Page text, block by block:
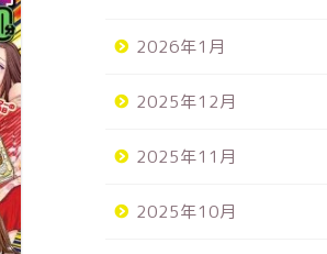
2026年1月
2025年12月
2025年11月
2025年10月